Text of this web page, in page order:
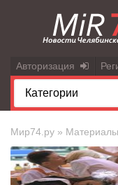
Авторизация
Мир74.ру »